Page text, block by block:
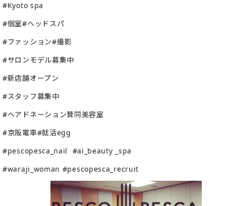
#Kyoto spa
#個室#ヘッドスパ
#ファッション#撮影
#サロンモデル募集中
#新店舗オープン
#スタッフ募集中
#ヘアドネーション賛同美容室
#京阪電車#就活egg
#pescopesca_nail #ai_beauty _spa
#waraji_woman #pescopesca_recruit